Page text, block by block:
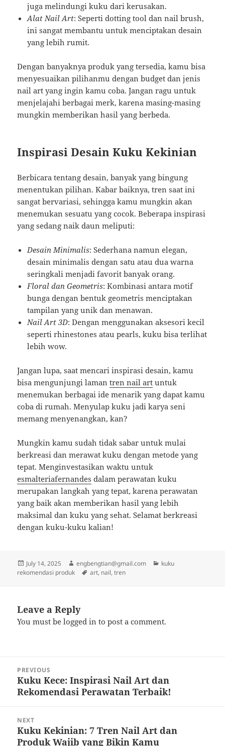
juga melindungi kuku dari kerusakan.
Alat Nail Art: Seperti dotting tool dan nail brush,
ini sangat membantu untuk menciptakan desain
yang lebih rumit.
Dengan banyaknya produk yang tersedia, kamu bisa
menyesuaikan pilihanmu dengan budget dan jenis
nail art yang ingin kamu coba. Jangan ragu untuk
menjelajahi berbagai merk, karena masing-masing
mungkin memberikan hasil yang berbeda.
Inspirasi Desain Kuku Kekinian
Berbicara tentang desain, banyak yang bingung
menentukan pilihan. Kabar baiknya, tren saat ini
sangat bervariasi, sehingga kamu mungkin akan
menemukan sesuatu yang cocok. Beberapa inspirasi
yang sedang naik daun meliputi:
Desain Minimalis: Sederhana namun elegan,
desain minimalis dengan satu atau dua warna
seringkali menjadi favorit banyak orang.
Floral dan Geometris: Kombinasi antara motif
bunga dengan bentuk geometris menciptakan
tampilan yang unik dan menawan.
Nail Art 3D: Dengan menggunakan aksesori kecil
seperti rhinestones atau pearls, kuku bisa terlihat
lebih wow.
Jangan lupa, saat mencari inspirasi desain, kamu
bisa mengunjungi lamantren nail art untuk
menemukan berbagai ide menarik yang dapat kamu
coba di rumah. Menyulap kuku jadi karya seni
memang menyenangkan, kan?
Mungkin kamu sudah tidak sabar untuk mulai
berkreasi dan merawat kuku dengan metode yang
tepat. Menginvestasikan waktu untuk
esmalteriafernandes dalam perawatan kuku
merupakan langkah yang tepat, karena perawatan
yang baik akan memberikan hasil yang lebih
maksimal dan kuku yang sehat. Selamat berkreasi
dengan kuku-kuku kalian!
Posted
on
July 14, 2025 Author
engbengtian@gmail.com Categories
kuku
rekomendasi produk
Tags
art, nail,tren
Leave a Reply
You must belogged in to post a comment.
navigation
PREVIOUS
Previous
post:
Kuku Kece: Inspirasi Nail Art dan
Rekomendasi Perawatan Terbaik!
NEXT
Next
post:
Kuku Kekinian: 7 Tren Nail Art dan
Produk Wajib yang Bikin Kamu